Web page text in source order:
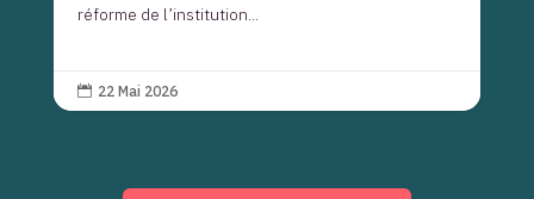
réforme de l’institution...
 22 Mai 2026